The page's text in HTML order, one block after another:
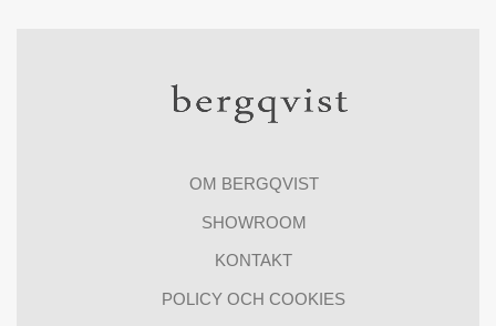
OM BERGQVIST
SHOWROOM
KONTAKT
POLICY OCH COOKIES